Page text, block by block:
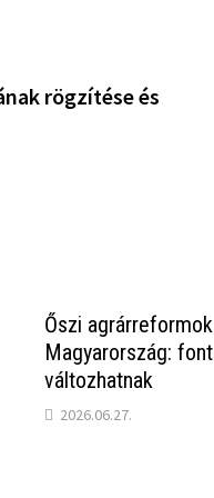
rögzítése és
Őszi
Magyarország:
változhatnak
2026.06.27.